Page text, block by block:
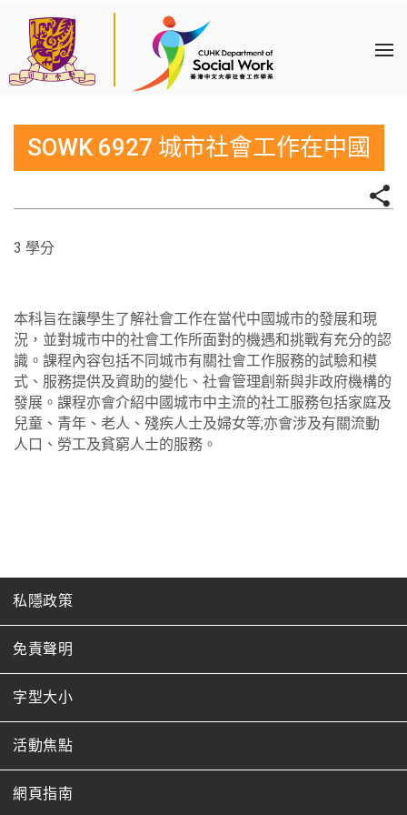
SOWK 6927 城市社會工作在中國
3 學分
本科旨在讓學生了解社會工作在當代中國城市的發展和現
況，並對城市中的社會工作所面對的機遇和挑戰有充分的認
識。課程內容包括不同城市有關社會工作服務的試驗和模
式、服務提供及資助的變化、社會管理創新與非政府機構的
發展。課程亦會介紹中國城市中主流的社工服務包括家庭及
兒童、青年、老人、殘疾人士及婦女等;亦會涉及有關流動
人口、勞工及貧窮人士的服務。
私隱政策
免責聲明
字型大小
活動焦點
網頁指南